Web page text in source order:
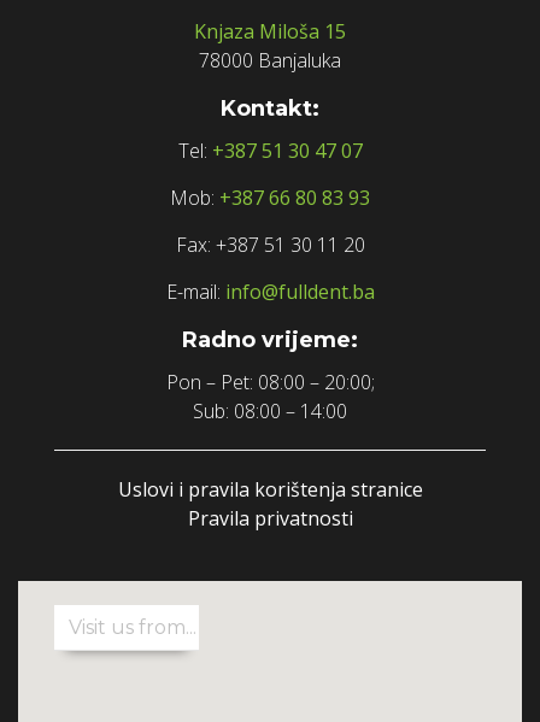
Knjaza Miloša 15
78000 Banjaluka
Kontakt:
Tel: +387 51 30 47 07
Mob: +387 66 80 83 93
Fax: +387 51 30 11 20
E-mail: info@fulldent.ba
Radno vrijeme:
Pon – Pet: 08:00 – 20:00;
Sub: 08:00 – 14:00
Uslovi i pravila korištenja stranice
Pravila privatnosti